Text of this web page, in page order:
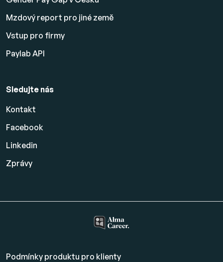
Mzdový report pro jiné země
Vstup pro firmy
Paylab API
Sledujte nás
Kontakt
Facebook
Linkedin
Zprávy
Podmínky produktu pro klienty